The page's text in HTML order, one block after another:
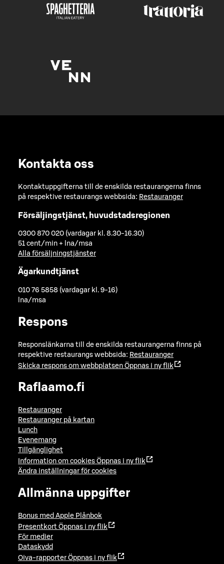
Kontakta oss
Kontaktuppgifterna till de enskilda restaurangerna finns
på respektive restaurangs webbsida: Restauranger
Försäljingstjänst, huvudstadsregionen
0300 870 020 (vardagar kl. 8.30-16.30)
51 cent/min + lna/msa
Alla försäljningstjänster
Ägarkundtjänst
010 76 5858 (vardagar kl. 9-16)
lna/msa
Respons
Responslänkarna till de enskilda restaurangerna finns på
respektive restaurangs webbsida: Restauranger
Skicka respons om webbplatsen Öppnas i ny flik
Raflaamo.fi
Restauranger
Restauranger på kartan
Lunch
Evenemang
Tillgänglighet
Information om cookies Öppnas i ny flik
Ändra inställningar för cookies
Allmänna uppgifter
Bonus med Apple Plånbok
Presentkort Öppnas i ny flik
För medier
Dataskydd
Oiva-rapporter Öppnas i ny flik